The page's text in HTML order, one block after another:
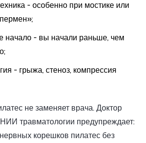
- особенно при мостике или
начало - вы начали раньше, чем
- грыжа, стеноз, компрессия
не заменяет врача. Доктор
травматологии предупреждает:
корешков пилатес без